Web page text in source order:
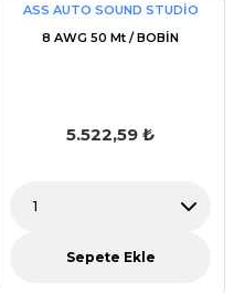
ASS AUTO SOUND STUDİO
8 AWG 50 Mt / BOBİN
5.522,59 ₺
Sepete Ekle